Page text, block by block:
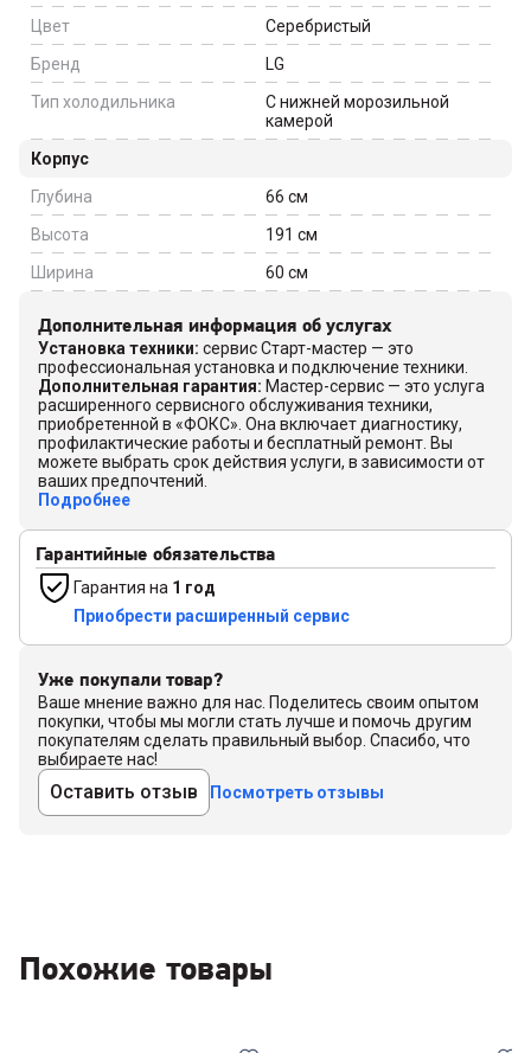
Цвет
Серебристый
Бренд
LG
Тип холодильника
С нижней морозильной
камерой
Корпус
Глубина
66 см
Высота
191 см
Ширина
60 см
Дополнительная информация об услугах
Установка техники: сервис Старт-мастер — это
профессиональная установка и подключение техники.
Дополнительная гарантия: Мастер-сервис — это услуга
расширенного сервисного обслуживания техники,
приобретенной в «ФОКС». Она включает диагностику,
профилактические работы и бесплатный ремонт. Вы
можете выбрать срок действия услуги, в зависимости от
ваших предпочтений.
Подробнее
Гарантийные обязательства
Гарантия на 1 год
Приобрести расширенный сервис
Уже покупали товар?
Ваше мнение важно для нас. Поделитесь своим опытом
покупки, чтобы мы могли стать лучше и помочь другим
покупателям сделать правильный выбор. Спасибо, что
выбираете нас!
Оставить отзыв Посмотреть отзывы
Похожие товары